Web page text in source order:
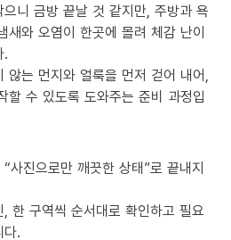
니 금방 끝날 것 같지만, 주방과 욕
새와 오염이 한곳에 몰려 체감 난이
.
않는 먼지와 얼룩을 먼저 걷어 내어,
할 수 있도록 도와주는 준비 과정입
사진으로만 깨끗한 상태”로 끝내지
한 구역씩 순서대로 확인하고 필요
다.